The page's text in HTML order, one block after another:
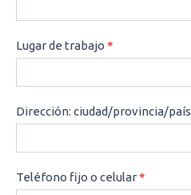
Lugar de trabajo *
Dirección: ciudad/provincia/país
Teléfono fijo o celular*